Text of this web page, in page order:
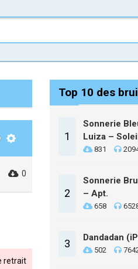
0
retrait
Top 10 des
1
Sonnerie
Luiza –
831
2
Sonnerie
– Apt.
658
3 Dandadan
502